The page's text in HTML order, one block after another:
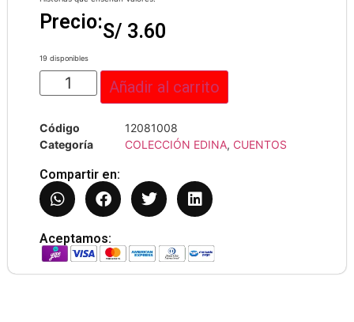
Precio:S/ 3.60
19 disponibles
Añadir al carrito
Código
12081008
Categoría
COLECCIÓN EDINA, CUENTOS
Compartir en:
Aceptamos: